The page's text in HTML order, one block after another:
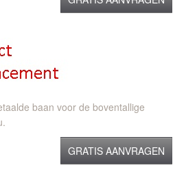
baan voor de boventallige
GRATIS AANVRAGEN